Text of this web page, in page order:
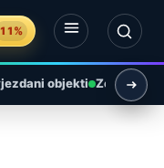
11%
objekti Zemlja i